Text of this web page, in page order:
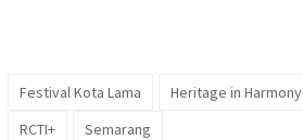
Festival Kota Lama Heritage in Harmony
RCTI+
Semarang